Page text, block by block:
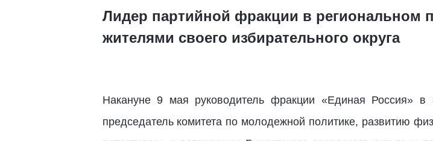
Лидер партийной фракции в региональном
жителями своего избирательного округа
Накануне 9 мая руководитель фракции «Единая Россия» в
председатель комитета по молодежной политике, развитию